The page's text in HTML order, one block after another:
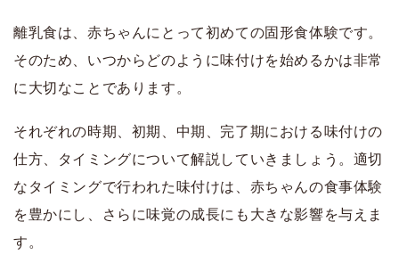
離乳食は、赤ちゃんにとって初めての固形食体験です。
そのため、いつからどのように味付けを始めるかは非常
に大切なことであります。
それぞれの時期、初期、中期、完了期における味付けの
仕方、タイミングについて解説していきましょう。適切
なタイミングで行われた味付けは、赤ちゃんの食事体験
を豊かにし、さらに味覚の成長にも大きな影響を与えま
す。